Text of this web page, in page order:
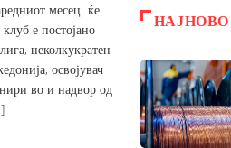
месец ќе
е постојано
неколкукратен
освојувач
во и надвор од
НАЈНОВО